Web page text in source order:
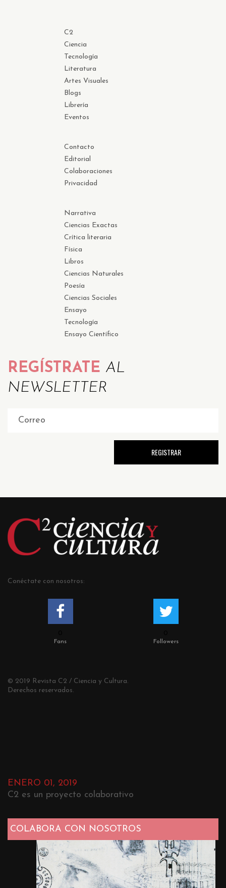
C2
Ciencia
Tecnología
Literatura
Artes Visuales
Blogs
Librería
Eventos
Contacto
Editorial
Colaboraciones
Privacidad
Narrativa
Ciencias Exactas
Crítica literaria
Física
Libros
Ciencias Naturales
Poesía
Ciencias Sociales
Ensayo
Tecnología
Ensayo Científico
REGÍSTRATE AL
NEWSLETTER
Conéctate con nosotros:
Fans Followers
© 2019 Revista C2 / Ciencia y Cultura.
Derechos reservados.
ENERO 01, 2019
C2 es un proyecto colaborativo
COLABORA CON NOSOTROS